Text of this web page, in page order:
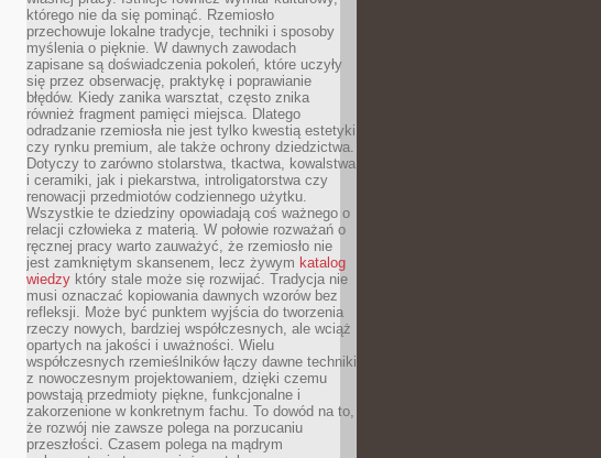
którego nie da się pominąć. Rzemiosło
przechowuje lokalne tradycje, techniki i sposoby
myślenia o pięknie. W dawnych zawodach
zapisane są doświadczenia pokoleń, które uczyły
się przez obserwację, praktykę i poprawianie
błędów. Kiedy zanika warsztat, często znika
również fragment pamięci miejsca. Dlatego
odradzanie rzemiosła nie jest tylko kwestią estetyki
czy rynku premium, ale także ochrony dziedzictwa.
Dotyczy to zarówno stolarstwa, tkactwa, kowalstwa
i ceramiki, jak i piekarstwa, introligatorstwa czy
renowacji przedmiotów codziennego użytku.
Wszystkie te dziedziny opowiadają coś ważnego o
relacji człowieka z materią. W połowie rozważań o
ręcznej pracy warto zauważyć, że rzemiosło nie
jest zamkniętym skansenem, lecz żywym katalog
wiedzy który stale może się rozwijać. Tradycja nie
musi oznaczać kopiowania dawnych wzorów bez
refleksji. Może być punktem wyjścia do tworzenia
rzeczy nowych, bardziej współczesnych, ale wciąż
opartych na jakości i uważności. Wielu
współczesnych rzemieślników łączy dawne techniki
z nowoczesnym projektowaniem, dzięki czemu
powstają przedmioty piękne, funkcjonalne i
zakorzenione w konkretnym fachu. To dowód na to,
że rozwój nie zawsze polega na porzucaniu
przeszłości. Czasem polega na mądrym